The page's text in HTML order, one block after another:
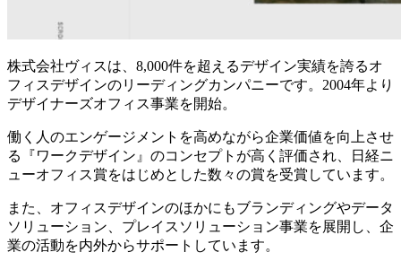
株式会社ヴィスは、8,000件を超えるデザイン実績を誇るオ
フィスデザインのリーディングカンパニーです。2004年より
デザイナーズオフィス事業を開始。
働く人のエンゲージメントを高めながら企業価値を向上させ
る『ワークデザイン』のコンセプトが高く評価され、日経ニ
ューオフィス賞をはじめとした数々の賞を受賞しています。
また、 オフィスデザインのほかにもブランディングやデータ
ソリューション、プレイスソリューション事業を展開し、企
業の活動を内外からサポートしています。